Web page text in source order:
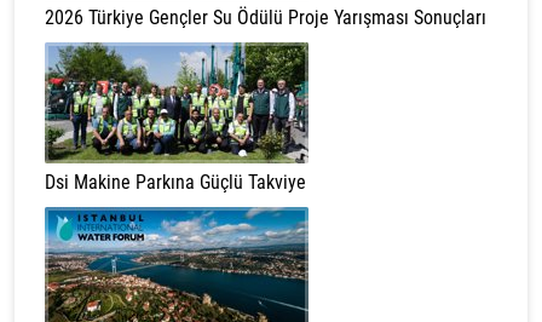
2026 Türkiye Gençler Su Ödülü Proje Yarışması Sonuçları
Dsi Makine Parkına Güçlü Takviye